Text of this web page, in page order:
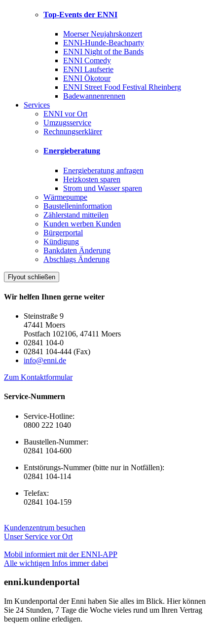
Top-Events der ENNI
Moerser Neujahrskonzert
ENNI-Hunde-Beachparty
ENNI Night of the Bands
ENNI Comedy
ENNI Laufserie
ENNI Ökotour
ENNI Street Food Festival Rheinberg
Badewannenrennen
Services
ENNI vor Ort
Umzugsservice
Rechnungserklärer
Energieberatung
Energieberatung anfragen
Heizkosten sparen
Strom und Wasser sparen
Wärmepumpe
Baustelleninformation
Zählerstand mitteilen
Kunden werben Kunden
Bürgerportal
Kündigung
Bankdaten Änderung
Abschlags Änderung
Flyout schließen
Wir helfen Ihnen gerne weiter
Steinstraße 9
47441 Moers
Postfach 102106, 47411 Moers
02841 104-0
02841 104-444 (Fax)
info@enni.de
Zum Kontaktformular
Service-Nummern
Service-Hotline:
0800 222 1040
Baustellen-Nummer:
02841 104-600
Entstörungs-Nummer (bitte nur in Notfällen):
02841 104-114
Telefax:
02841 104-159
Kundenzentrum besuchen
Unser Service vor Ort
Mobil informiert mit der ENNI-APP
Alle wichtigen Infos immer dabei
enni.kundenportal
Im Kundenportal der Enni haben Sie alles im Blick. Hier können
Sie 24 Stunden, 7 Tage die Woche vieles rund um Ihren Vertrag
bequem online erledigen.